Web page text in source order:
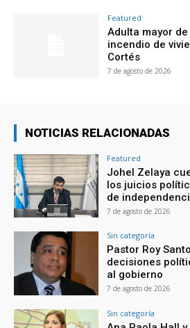
Featured
Adulta mayor
incendio de
Cortés
7 de agosto de 2026
NOTICIAS RELACIONADAS
Featured
Johel Zelaya
los juicios
de
7 de agosto de 2026
Sin categoría
Pastor Roy
decisiones
al gobierno
7 de agosto de 2026
Sin categoría